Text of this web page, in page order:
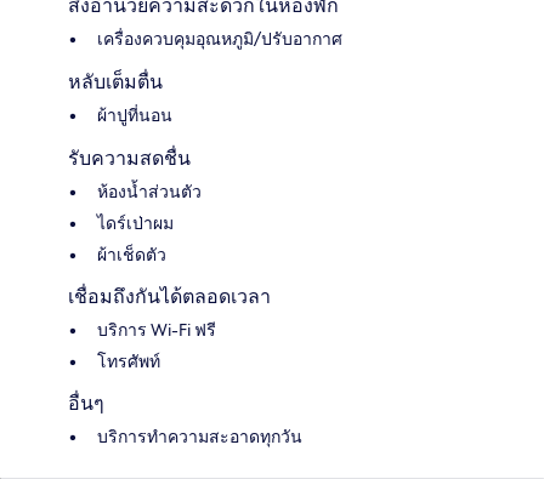
สิ่งอำนวยความสะดวกในห้องพัก
เครื่องควบคุมอุณหภูมิ/ปรับอากาศ
หลับเต็มตื่น
ผ้าปูที่นอน
รับความสดชื่น
ห้องน้ำส่วนตัว
ไดร์เป่าผม
ผ้าเช็ดตัว
เชื่อมถึงกันได้ตลอดเวลา
บริการ Wi-Fi ฟรี
โทรศัพท์
อื่นๆ
บริการทำความสะอาดทุกวัน